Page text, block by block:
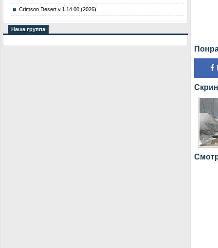
Crimson Desert v.1.14.00 (2026)
Наша группа